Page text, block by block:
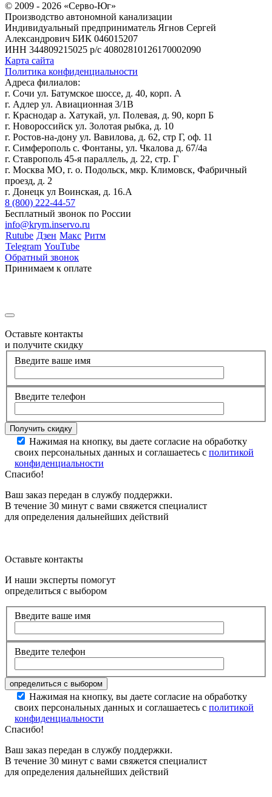
© 2009 - 2026 «Серво-Юг»
Производство автономной канализации
Индивидуальный предприниматель Ягнов Сергей
Александрович БИК 046015207
ИНН 344809215025 р/с 40802810126170002090
Карта сайта
Политика конфиденциальности
Адреса филиалов:
г. Сочи ул. Батумское шоссе, д. 40, корп. А
г. Адлер ул. Авиационная 3/1В
г. Краснодар а. Хатукай, ул. Полевая, д. 90, корп Б
г. Новороссийск ул. Золотая рыбка, д. 10
г. Ростов-на-дону ул. Вавилова, д. 62, стр Г, оф. 11
г. Симферополь с. Фонтаны, ул. Чкалова д. 67/4а
г. Ставрополь 45-я параллель, д. 22, стр. Г
г. Москва МО, г. о. Подольск, мкр. Климовск, Фабричный
проезд, д. 2
г. Донецк ул Воинская, д. 16.А
8 (800) 222-44-57
Бесплатный звонок по России
info@krym.inservo.ru
Rutube Дзен Макс Ритм
Telegram YouTube
Обратный звонок
Принимаем к оплате
Оставьте контакты
и получите скидку
Введите ваше имя
Введите телефон
Нажимая на кнопку, вы даете согласие на обработку
своих персональных данных и соглашаетесь с политикой
конфиденциальности
Спасибо!
Ваш заказ передан в службу поддержки.
В течение 30 минут с вами свяжется специалист
для определения дальнейших действий
Оставьте контакты
И наши эксперты помогут
определиться с выбором
Введите ваше имя
Введите телефон
Нажимая на кнопку, вы даете согласие на обработку
своих персональных данных и соглашаетесь с политикой
конфиденциальности
Спасибо!
Ваш заказ передан в службу поддержки.
В течение 30 минут с вами свяжется специалист
для определения дальнейших действий